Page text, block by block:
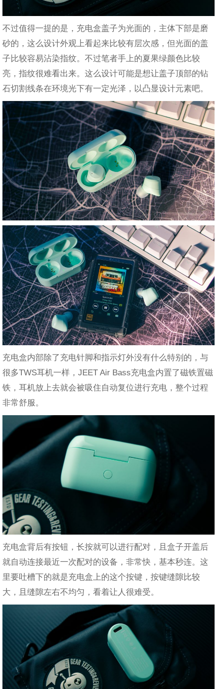
不过值得一提的是，充电盒盖子为光面的，主体下部是磨
砂的，这么设计外观上看起来比较有层次感，但光面的盖
子比较容易沾染指纹。不过笔者手上的夏果绿颜色比较
亮，指纹很难看出来。这么设计可能是想让盖子顶部的钻
石切割线条在环境光下有一定光泽，以凸显设计元素吧。
充电盒内部除了充电针脚和指示灯外没有什么特别的，与
很多TWS耳机一样，JEET Air Bass充电盒内置了磁铁置磁
铁，耳机放上去就会被吸住自动复位进行充电，整个过程
非常舒服。
充电盒背后有按钮，长按就可以进行配对，且盒子开盖后
就自动连接最近一次配对的设备，非常快，基本秒连。这
里要吐槽下的就是充电盒上的这个按键，按键缝隙比较
大，且缝隙左右不均匀，看着让人很难受。